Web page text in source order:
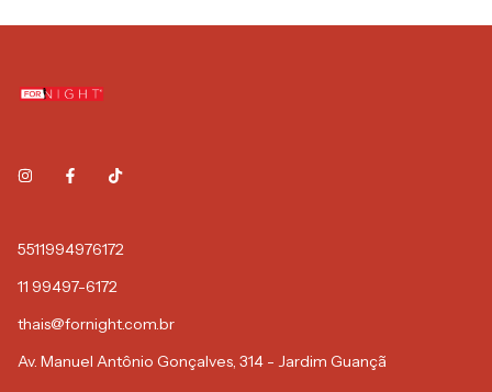
5511994976172
11 99497-6172
thais@fornight.com.br
Av. Manuel Antônio Gonçalves, 314 - Jardim Guançã